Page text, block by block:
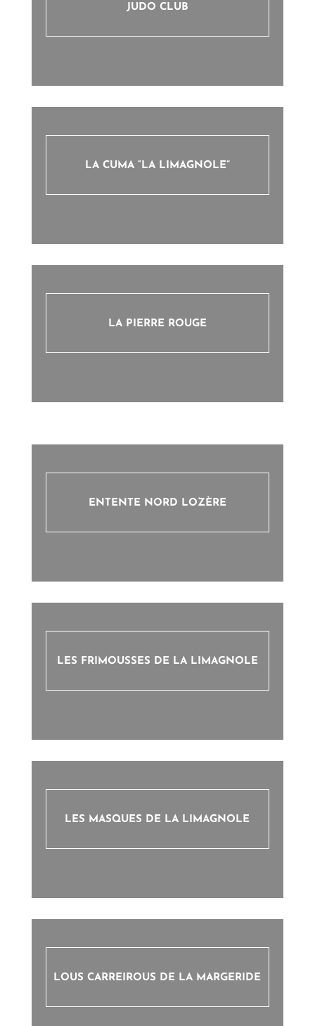
JUDO CLUB
LA CUMA “LA LIMAGNOLE”
LA PIERRE ROUGE
ENTENTE NORD LOZÈRE
LES FRIMOUSSES DE LA LIMAGNOLE
LES MASQUES DE LA LIMAGNOLE
LOUS CARREIROUS DE LA MARGERIDE